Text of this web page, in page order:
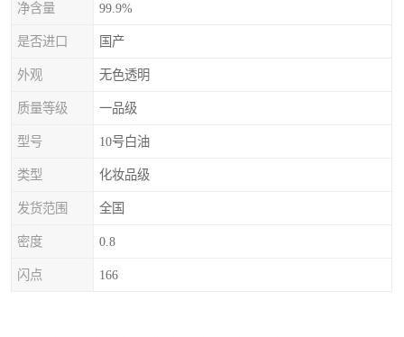
净含量 99.9%
是否进口 国产
外观 无色透明
质量等级 一品级
型号 10号白油
类型 化妆品级
发货范围 全国
密度 0.8
闪点 166